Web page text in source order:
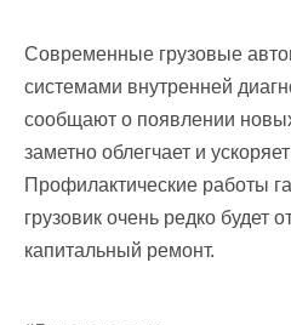
Современные грузовые
системами внутренней
сообщают о появлении
заметно облегчает и
Профилактические работы
грузовик очень редко будет
капитальный ремонт.